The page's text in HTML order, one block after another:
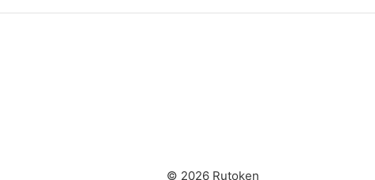
© 2026 Rutoken